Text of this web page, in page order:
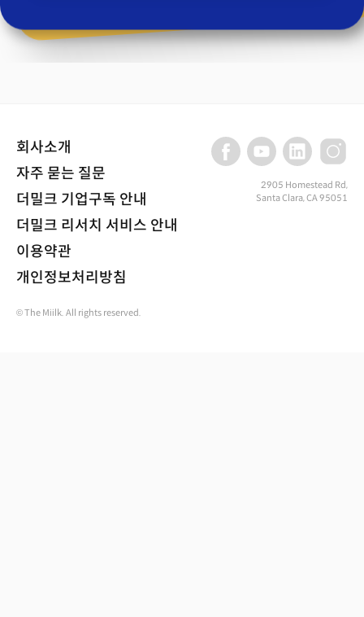
회사소개
자주 묻는 질문
더밀크 기업구독 안내
더밀크 리서치 서비스 안내
이용약관
개인정보처리방침
2905 Homestead Rd,
Santa Clara, CA 95051
© The Miilk. All rights reserved.